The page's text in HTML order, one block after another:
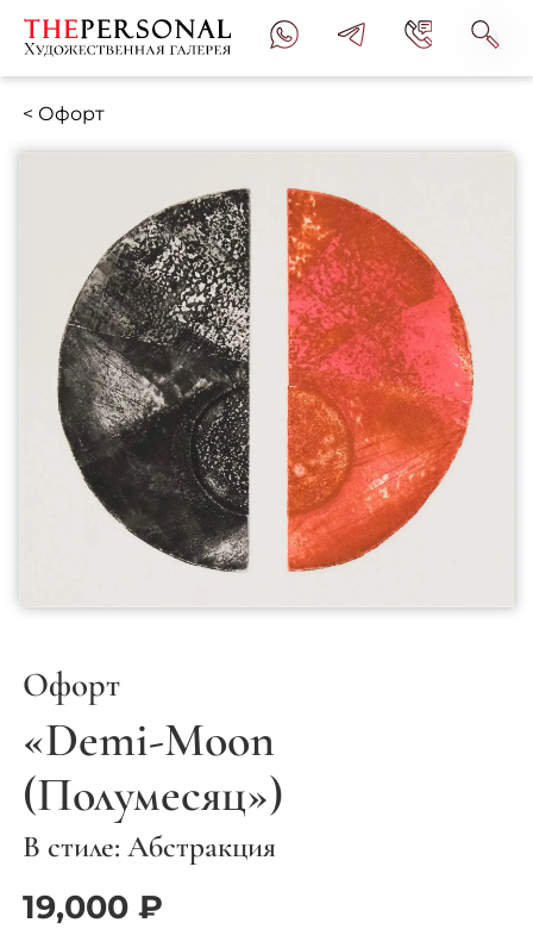
< Офорт
Офорт
«Demi-Moon
(Полумесяц»)
В стиле: Абстракция
19,000₽